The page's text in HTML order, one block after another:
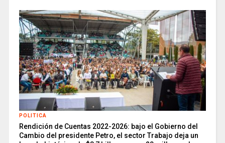
POLITICA
Rendición de Cuentas 2022-2026: bajo el Gobierno del
Cambio del presidente Petro, el sector Trabajo deja un